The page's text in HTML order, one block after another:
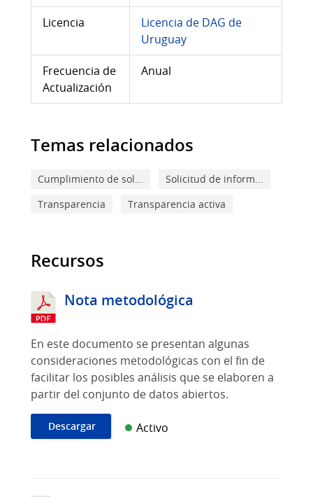
Licencia
Licencia de DAG de
Uruguay
Frecuencia de
Actualización
Anual
Temas relacionados
Cumplimiento de sol...
Solicitud de inform...
Transparencia
Transparencia activa
Recursos
Nota metodológica
En este documento se presentan algunas
consideraciones metodológicas con el fin de
facilitar los posibles análisis que se elaboren a
partir del conjunto de datos abiertos.
Descargar Activo